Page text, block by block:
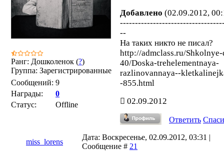
Ранг: Дошколенок (?)
Группа: Зарегистрированные
Сообщений: 9
Награды:
0
Статус:
Offline
Добавлено (02.09.2012,
--
На таких никто не писал?
http://admclass.ru/
40/Doska-trehelementnaya-
razlinovannaya--
-855.html
02.09.2012
Ответить
miss_lorens
Дата: Воскресенье, 02.09.2012, 03:31 |
Сообщение # 21